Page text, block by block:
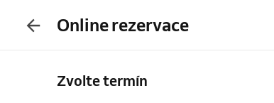
Online rezervace
Zvolte termín